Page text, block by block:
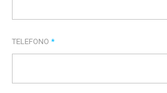
TELEFONO *